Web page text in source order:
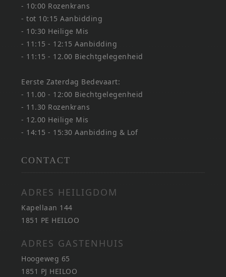
- 10:00 Rozenkrans
- tot 10:15 Aanbidding
- 10:30 Heilige Mis
- 11:15 - 12:15 Aanbidding
- 11:15 - 12.00 Biechtgelegenheid
Eerste Zaterdag Bedevaart:
- 11.00 - 12:00 Biechtgelegenheid
- 11.30 Rozenkrans
- 12.00 Heilige Mis
- 14:15 - 15:30 Aanbidding & Lof
CONTACT
ADRES HEILIGDOM
Kapellaan 144
1851 PE HEILOO
ADRES GASTENHUIS
Hoogeweg 65
1851 PJ HEILOO